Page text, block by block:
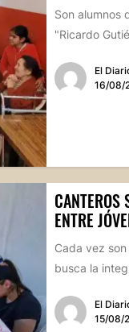
Son alumnos
"Ricardo
El
16/08/
CANTEROS
ENTRE
Cada vez
busca la
El
15/08/